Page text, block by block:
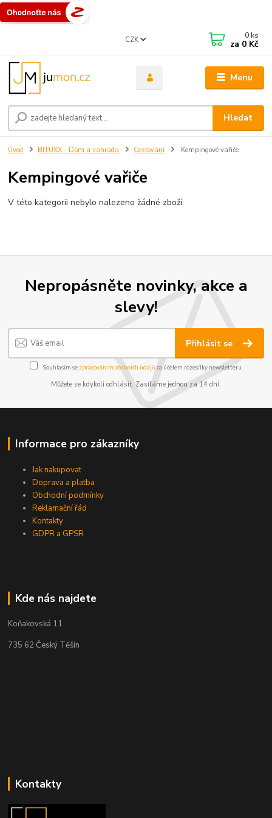
Menu
CZK
Hledat
0 ks
za 0 Kč
Úvod BITUXX - Dům a zahrada Cestování Kempingové vařiče
Kempingové vařiče
V této kategorii nebylo nalezeno žádné zboží.
Nepropásněte novinky, akce a
slevy!
Přihlásit se
Souhlasím se zpracováním osobních údajůza účelem rozesílky newsletteru.
Můžete se kdykoli odhlásit. Zasíláme jednou za 14 dní.
Informace pro zákazníky
Jak nakupovat
Doprava a platba
Obchodní podmínky
Reklamační řád
Kontakty
GDPR a GPSR
Kde nás najdete
Koňakovská 11
735 62 Český Těšín
Kontakty